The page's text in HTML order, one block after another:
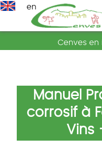
en
CenvesCenves en
Manuel
corrosif à
Vins